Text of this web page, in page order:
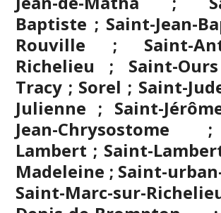
Baptiste ; Saint-Jean-
Rouville ; Saint-
Richelieu ; Saint-
Tracy ; Sorel ; Saint-
Julienne ; Saint-
Jean-
Lambert ; Saint-
Madeleine ; Saint-
Saint-Marc-sur-